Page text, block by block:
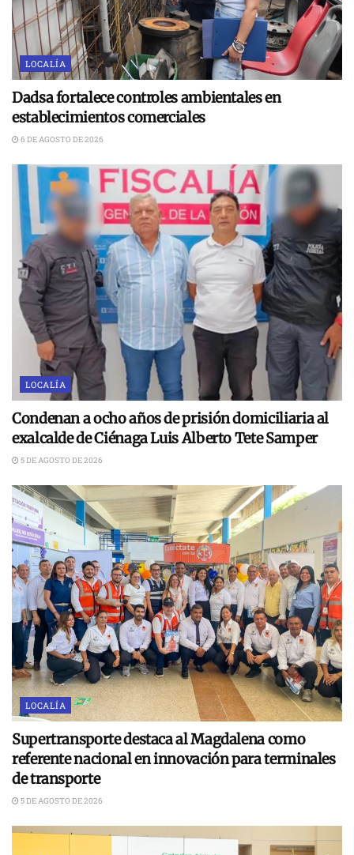
LOCALÍA
Dadsa fortalece controles ambientales en
establecimientos comerciales
6 DE AGOSTO DE 2026
LOCALÍA
Condenan a ocho años de prisión domiciliaria al
exalcalde de Ciénaga Luis Alberto Tete Samper
5 DE AGOSTO DE 2026
LOCALÍA
Supertransporte destaca al Magdalena como
referente nacional en innovación para terminales
de transporte
5 DE AGOSTO DE 2026